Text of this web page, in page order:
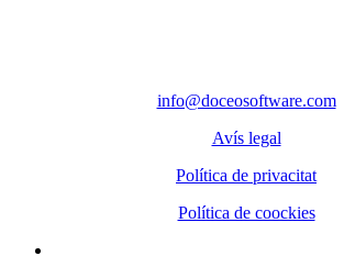
info@doceosoftware.com
Avís legal
Política de privacitat
Política de coockies